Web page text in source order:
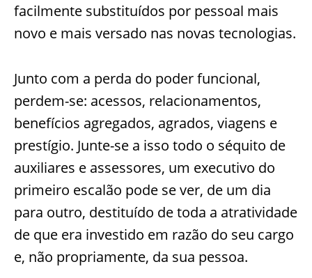
facilmente substituídos por pessoal mais
novo e mais versado nas novas tecnologias.
Junto com a perda do poder funcional,
perdem-se: acessos, relacionamentos,
benefícios agregados, agrados, viagens e
prestígio. Junte-se a isso todo o séquito de
auxiliares e assessores, um executivo do
primeiro escalão pode se ver, de um dia
para outro, destituído de toda a atratividade
de que era investido em razão do seu cargo
e, não propriamente, da sua pessoa.